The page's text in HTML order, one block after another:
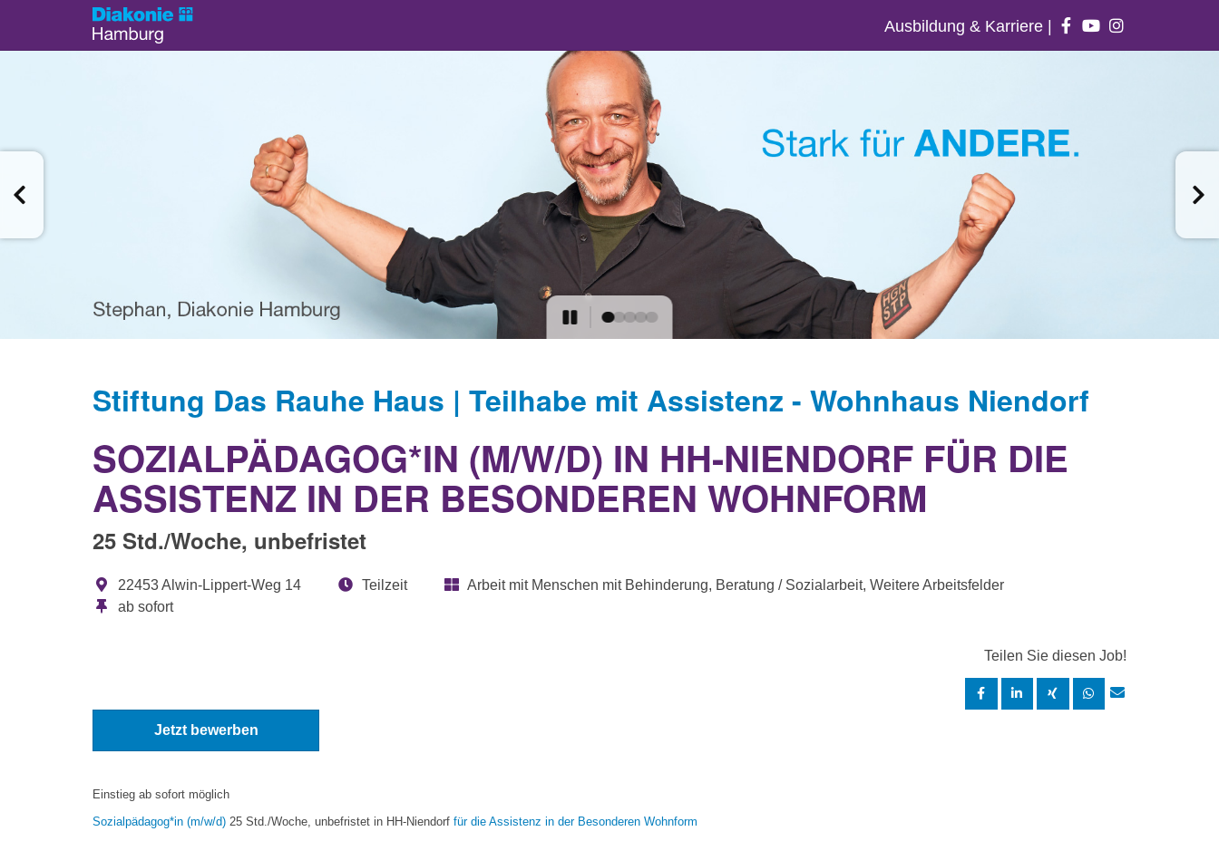
Ausbildung & Karriere |
Stiftung Das Rauhe Haus | Teilhabe mit Assistenz - Wohnhaus Niendorf
SOZIALPÄDAGOG*IN (M/W/D) IN HH-NIENDORF FÜR DIE
ASSISTENZ IN DER BESONDEREN WOHNFORM
25 Std./Woche, unbefristet
22453 Alwin-Lippert-Weg 14 Teilzeit
Arbeit mit Menschen mit Behinderung, Beratung / Sozialarbeit, Weitere Arbeitsfelder
ab sofort
Teilen Sie diesen Job!
Jetzt bewerben
Einstieg ab sofort möglich
Sozialpädagog*in (m/w/d) 25 Std./Woche, unbefristet in HH-Niendorf für die Assistenz in der Besonderen Wohnform